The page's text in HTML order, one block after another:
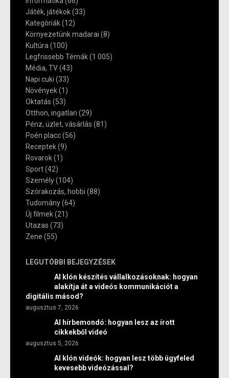
Játék, játékok(33)
Kategóriák(12)
Környezetünk madarai (8)
Kultúra(100)
Legfrissebb Témák(1 005)
Média, TV(43)
Napi cuki (33)
Növények(1)
Oktatás (53)
Otthon, ingatlan (29)
Pénz, üzlet, vásárlás (81)
Poén placc(56)
Receptek(9)
Rovarok(1)
Sport(42)
Személy(104)
Szórakozás, hobbi (88)
Tudomány(64)
Új filmek(21)
Utazas (73)
Zene (55)
LEGUTÓBBI BEJEGYZÉSEK
AI klón készítés vállalkozásoknak: hogyan
alakítja át a videós kommunikációt a
digitális másod?
augusztus 7, 2026
AI hírbemondó: hogyan lesz az írott
cikkekből videó
augusztus 5, 2026
AI klón videók: hogyan lesz több ügyfeled
kevesebb videózással?